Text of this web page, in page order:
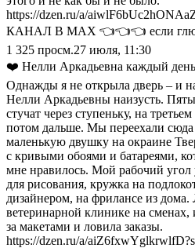
https://dzen.ru/a/
КАНАЛ В МАХ 👈👈👈 если
1 325 просм.27 июля, 11:30
❤️ Нелли Аркадьевна каждый день
Однажды я не открыла дверь – и
Нелли Аркадьевны наизусть.
стучат через ступеньку, на
потом дальше. Мы переехали
маленькую двушку на окраине
с кривыми обоями и батареями,
мне нравилось. Мой рабочий
для рисования, кружка на
дизайнером, на фрилансе из
ветеринарной клинике на сменах,
за макетами и ловила заказы.
https://dzen.ru/a/